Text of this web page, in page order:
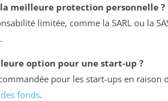
meilleure protection personnelle ?
limitée, comme la SARL ou la
option pour une start-up ?
pour les start-ups en raison
fonds.